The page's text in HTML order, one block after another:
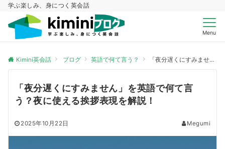
学ぶ楽しみ、身につく英会話
Menu
Kimini英会話 ブログ 英語で何て言う？ 「夜分遅くにすみません」を英語で何て言う？夜に使える挨拶表現を解説！
「夜分遅くにすみません」を英語で何て言
う？夜に使える挨拶表現を解説！
2025年10月22日 Megumi